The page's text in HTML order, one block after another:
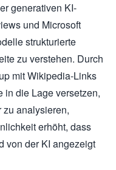
generativen KI-
und Microsoft
strukturierte
zu verstehen. Durch
mit Wikipedia-Links
in die Lage versetzen,
analysieren,
erhöht, dass
von der KI angezeigt